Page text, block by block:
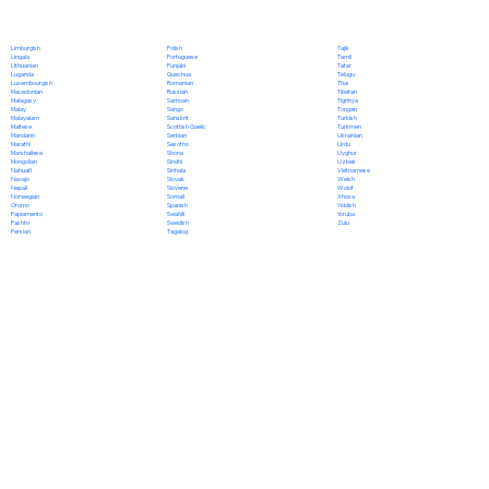
Limburgish
Lingala
Lithuanian
Luganda
Luxembourgish
Macedonian
Malagasy
Malay
Malayalam
Maltese
Mandarin
Marathi
Marshallese
Mongolian
Nahuatl
Navajo
Nepali
Norwegian
Oromo
Papiamento
Pashto
Persian
Polish
Portuguese
Punjabi
Quechua
Romanian
Russian
Samoan
Sango
Sanskrit
Scottish Gaelic
Serbian
Sesotho
Shona
Sindhi
Sinhala
Slovak
Slovene
Somali
Spanish
Swahili
Swedish
Tagalog
Tajik
Tamil
Tatar
Telugu
Thai
Tibetan
Tigrinya
Tongan
Turkish
Turkmen
Ukrainian
Urdu
Uyghur
Uzbek
Vietnamese
Welsh
Wolof
Xhosa
Yiddish
Yoruba
Zulu